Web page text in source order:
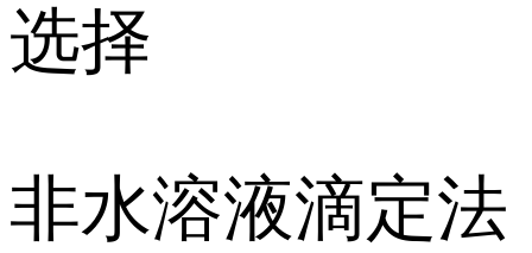
选择
非水溶液滴定法